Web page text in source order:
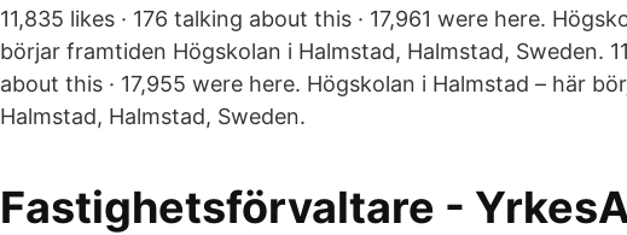
11,835 likes · 176 talking about this · 17,961 were here.
börjar framtiden Högskolan i Halmstad, Halmstad, Sweden.
about this · 17,955 were here. Högskolan i Halmstad – här
Halmstad, Halmstad, Sweden.
Fastighetsförvaltare -